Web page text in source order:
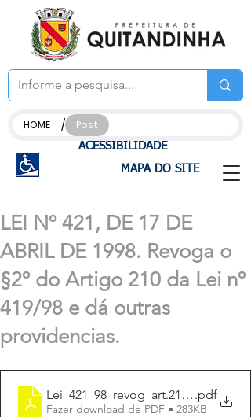
ACESSIBILIDADE
MAPA DO SITE
HOME / Post
LEI Nº 421, DE 17 DE
ABRIL DE 1998. Revoga o
§2º do Artigo 210 da Lei nº
419/98 e dá outras
providencias.
Lei_421_98_revog_art.210_lei_419
.pdf
Fazer download de PDF • 283KB